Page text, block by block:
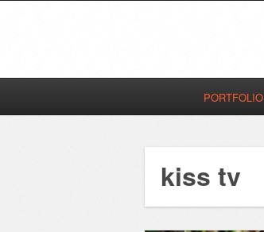
PORTFOLIO
kiss tv